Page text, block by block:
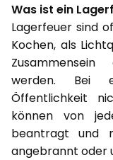
Was ist ein
Lagerfeuer sind
Kochen, als
werden. Bei
Öffentlichkeit
können von
beantragt und
angebrannt oder